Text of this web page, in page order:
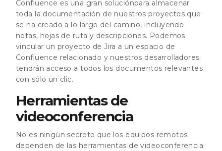
Confluence es una gran soluciónpara almacenar
toda la documentación de nuestros proyectos que
se ha creado a lo largo del camino, incluyendo
notas, hojas de ruta y descripciones. Podemos
vincular un proyecto de Jira a un espacio de
Confluence relacionado y nuestros desarrolladores
tendrán acceso a todos los documentos relevantes
con sólo un clic.
Herramientas de
videoconferencia
No es ningún secreto que los equipos remotos
dependen de las herramientas de videoconferencia